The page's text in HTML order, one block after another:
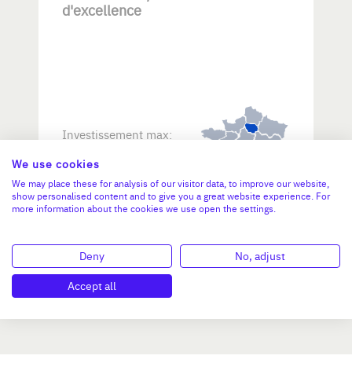
d'excellence
Investissement max:
N°47264
We use cookies
We may place these for analysis of our visitor data, to improve our website,
show personalised content and to give you a great website experience. For
more information about the cookies we use open the settings.
Deny
No, adjust
Accept all